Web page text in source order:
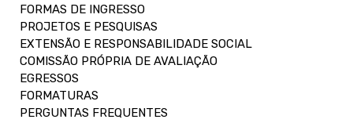
FORMAS DE INGRESSO
PROJETOS E PESQUISAS
EXTENSÃO E RESPONSABILIDADE SOCIAL
COMISSÃO PRÓPRIA DE AVALIAÇÃO
EGRESSOS
FORMATURAS
PERGUNTAS FREQUENTES